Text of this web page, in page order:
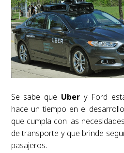
Se sabe que Ubery Ford
hace un tiempo en el
que cumpla con las
de transporte y que brinde
pasajeros.